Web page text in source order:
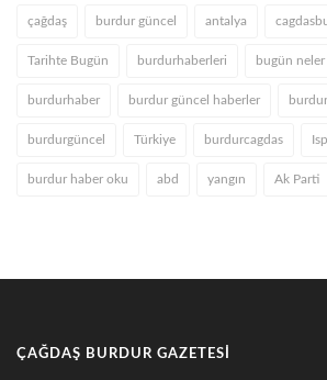
çağdaş burdur güncel antalya
Tarihte Bugün burdurhaberleri bugün
burdurhaber burdur güncel haberler
burdurgüncel Türkiye burdurcagdas
burdur haber oku abd yangın Ak Parti
ÇAĞDAŞ BURDUR GAZETESI